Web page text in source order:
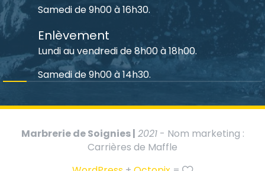
Samedi de 9h00 à 16h30.
Enlèvement
Lundi au vendredi de 8h00 à 18h00.
Samedi de 9h00 à 14h30.
Marbrerie de Soignies | 2021- Nom marketing :
Carrières de Maffle